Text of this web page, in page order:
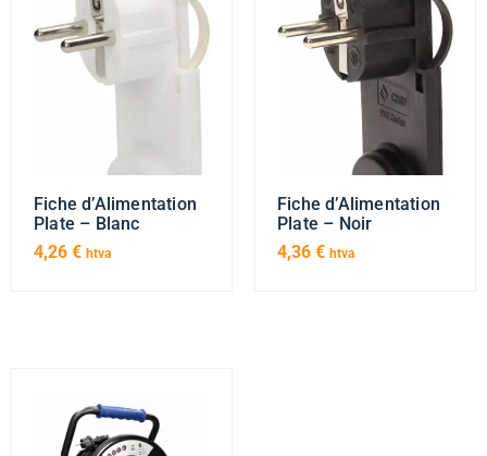
Fiche d’Alimentation
Plate – Blanc
4,26 € htva
Fiche d’Alimentation
Plate – Noir
4,36 € htva